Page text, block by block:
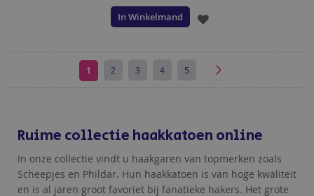
In Winkelmand
VOEG
AAN
VERLANGLIJST
Pagina
U
lees
pagina
1 Pagina
2 Pagina
3 Pagina
4 Pagina
5
Ruime collectie haakkatoen online
In onze collectie vindt u haakgaren van topmerken zoals
Scheepjes en Phildar. Hun haakkatoen is van hoge kwaliteit
en is al jaren groot favoriet bij fanatieke hakers. Het grote